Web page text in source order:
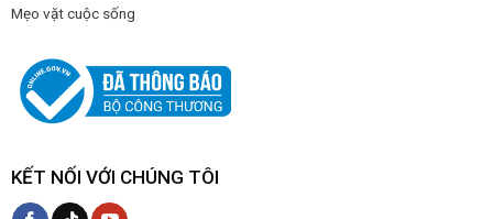
Mẹo vặt cuộc sống
KẾT NỐI VỚI CHÚNG TÔI